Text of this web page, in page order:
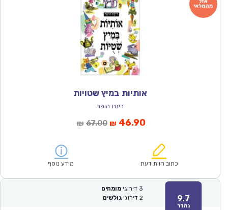
אותיות במיץ שטויות
רינת הופר
₪ 67.00המחיר
₪67.00.
₪ 46.90המחיר
הוא:
כתוב חוות דעת מידע נוסף
9.7
נהדר
3 דירוגי מומחים
2 דירוגי גולשים